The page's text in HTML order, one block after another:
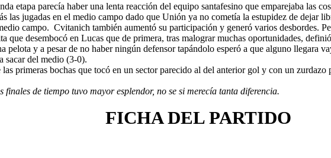
etapa parecía haber una lenta reacción del equipo santafesino que emparejaba las
las jugadas en el medio campo dado que Unión ya no cometía la estupidez de dejar
campo. Cvitanich también aumentó su participación y generó varios desbordes.
que desembocó en Lucas que de primera, tras malograr muchas oportunidades,
pelota y a pesar de no haber ningún defensor tapándolo esperó a que alguno llegara
sacar del medio (3-0).
primeras bochas que tocó en un sector parecido al del anterior gol y con un
de tiempo tuvo mayor esplendor, no se si merecía tanta diferencia.
FICHA DEL PARTIDO